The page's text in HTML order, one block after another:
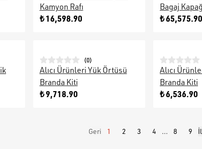
Kamyon Rafı
₺ 16,598.90
Bagaj
₺ 65,575.90
(0)
Alıcı Ürünleri Yük Örtüsü
Branda Kiti
₺ 9,718.90
Alıcı
Branda Kiti
₺ 6,536.90
Geri 1 2 3 4 ... 8 9